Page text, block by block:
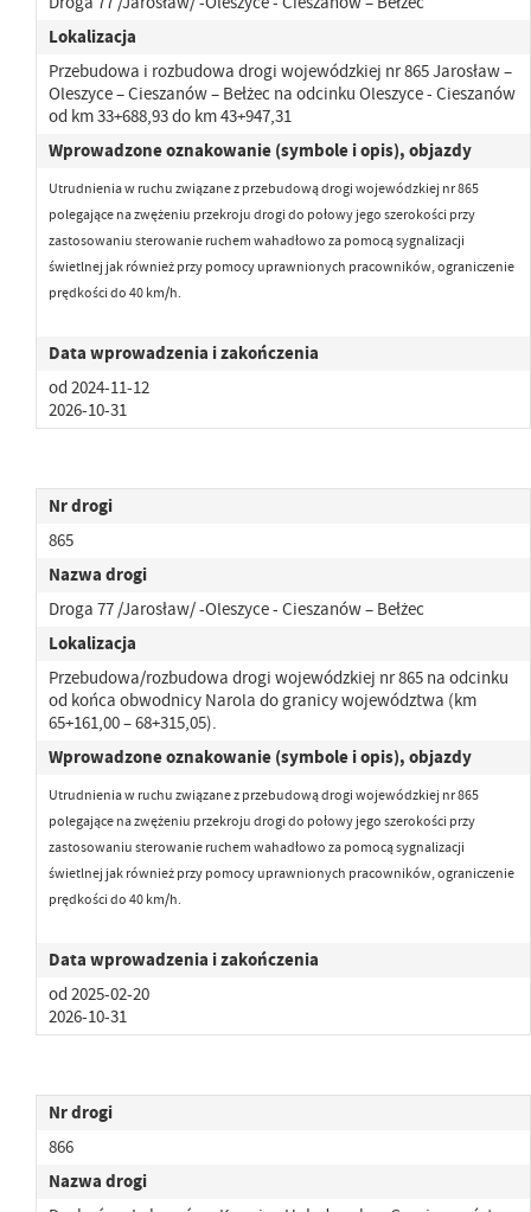
Lokalizacja
Przebudowa i rozbudowa drogi wojewódzkiej nr 865 Jarosław –
Oleszyce – Cieszanów – Bełżec na odcinku Oleszyce - Cieszanów
od km 33+688,93 do km 43+947,31
Wprowadzone oznakowanie (symbole i opis), objazdy
Utrudnienia w ruchu związane z przebudową drogi wojewódzkiej nr 865
polegające na zwężeniu przekroju drogido połowy jego szerokości przy
zastosowaniu sterowanie ruchem wahadłowo za pomocą sygnalizacji
świetlnej jak również przy pomocy uprawnionych pracowników,ograniczenie
prędkości do 40 km/h.
Data wprowadzenia i zakończenia
od 2024-11-12
2026-10-31
Nr drogi
865
Nazwa drogi
Droga 77 /Jarosław/ -Oleszyce - Cieszanów – Bełżec
Lokalizacja
Przebudowa/rozbudowa drogi wojewódzkiej nr 865 na odcinku
od końca obwodnicy Narola do granicy województwa (km
65+161,00 – 68+315,05).
Wprowadzone oznakowanie (symbole i opis), objazdy
Utrudnienia w ruchu związane z przebudową drogi wojewódzkiej nr 865
polegające na zwężeniu przekroju drogido połowy jego szerokości przy
zastosowaniu sterowanie ruchem wahadłowo za pomocą sygnalizacji
świetlnej jak również przy pomocy uprawnionych pracowników,ograniczenie
prędkości do 40 km/h.
Data wprowadzenia i zakończenia
od 2025-02-20
2026-10-31
Nr drogi
866
Nazwa drogi